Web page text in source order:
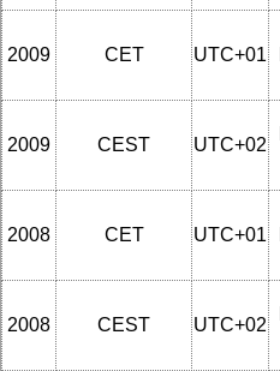
2009 CET UTC+01
2009 CEST UTC+02
2008 CET UTC+01
2008 CEST UTC+02